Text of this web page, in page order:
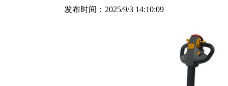
发布时间：2025/9/3 14:10:09